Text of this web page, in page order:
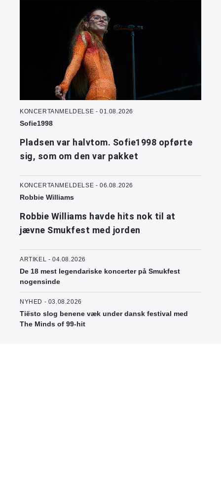
KONCERTANMELDELSE - 01.08.2026
Sofie1998
Pladsen var halvtom. Sofie1998 opførte
sig, som om den var pakket
KONCERTANMELDELSE - 06.08.2026
Robbie Williams
Robbie Williams havde hits nok til at
jævne Smukfest med jorden
ARTIKEL - 04.08.2026
De 18 mest legendariske koncerter på Smukfest
nogensinde
NYHED - 03.08.2026
Tiësto slog benene væk under dansk festival med
The Minds of 99-hit